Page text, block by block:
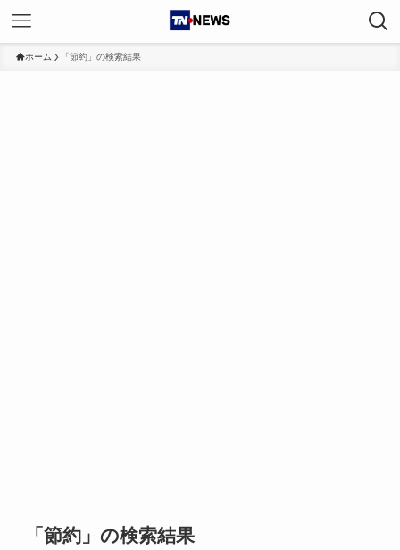
ホーム 「節約」の検索結果
「節約」の検索結果